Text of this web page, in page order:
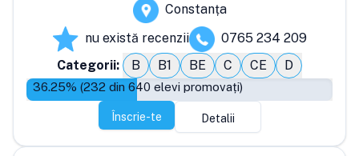
Constanța
nu există recenzii
0765 234 209
Categorii:
B B1 BE C CE D
36.25% (232 din 640 elevi promovați)
Înscrie-te Detalii